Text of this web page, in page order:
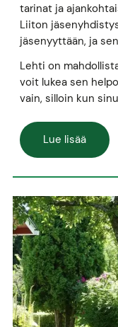
tarinat ja
Liiton
jäsenyyttään, ja
Lehti on
voit lukea sen
vain, silloin kun
Lue lisää